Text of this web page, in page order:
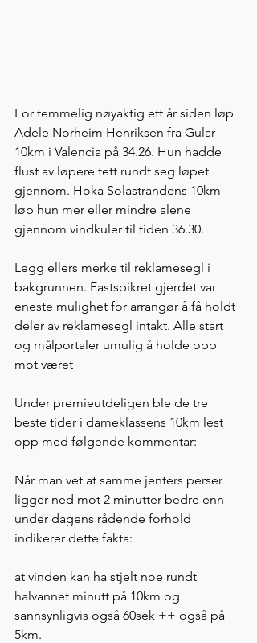
For temmelig nøyaktig ett år siden løp
Adele Norheim Henriksen fra Gular
10km i Valencia på 34.26. Hun hadde
flust av løpere tett rundt seg løpet
gjennom. Hoka Solastrandens 10km
løp hun mer eller mindre alene
gjennom vindkuler til tiden 36.30.
Legg ellers merke til reklamesegl i
bakgrunnen. Fastspikret gjerdet var
eneste mulighet for arrangør å få holdt
deler av reklamesegl intakt. Alle start
og målportaler umulig å holde opp
mot været
Under premieutdeligen ble de tre
beste tider i dameklassens 10km lest
opp med følgende kommentar:
Når man vet at samme jenters perser
ligger ned mot 2 minutter bedre enn
under dagens rådende forhold
indikerer dette fakta:
at vinden kan ha stjelt noe rundt
halvannet minutt på 10km og
sannsynligvis også 60sek ++ også på
5km.